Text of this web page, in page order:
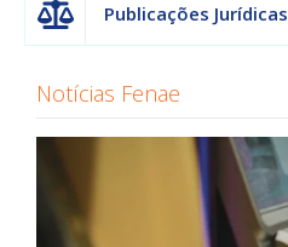
Publicações Jurídicas
Notícias Fenae